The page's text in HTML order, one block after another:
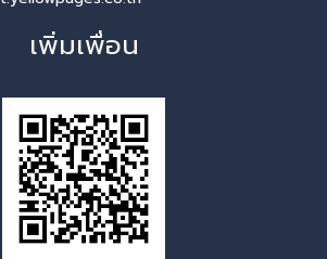
เพิ่มเพื่อน